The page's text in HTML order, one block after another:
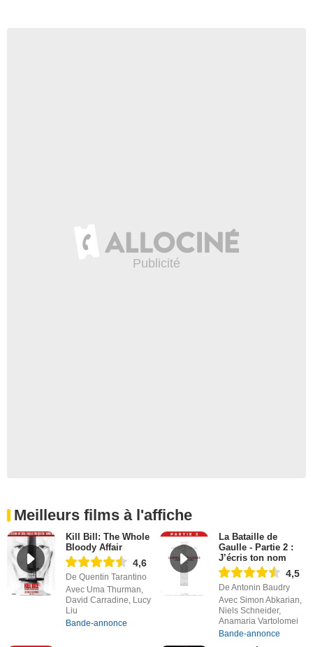
Meilleurs films à l'affiche
Kill Bill: The Whole
Bloody Affair
4,6
De Quentin Tarantino
Avec Uma Thurman,
David Carradine, Lucy
Liu
Bande-annonce
La Bataille de
Gaulle - Partie 2 :
J’écris ton nom
4,5
De Antonin Baudry
Avec Simon Abkarian,
Niels Schneider,
Anamaria Vartolomei
Bande-annonce